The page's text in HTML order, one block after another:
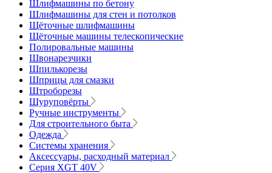
Шлифмашины по бетону
Шлифмашины для стен и потолков
Щёточные шлифмашины
Щёточные машины телескопические
Полировальные машины
Швонарезчики
Шпилькорезы
Шприцы для смазки
Штроборезы
Шуруповёрты
Ручные инструменты
Для строительного быта
Одежда
Системы хранения
Аксессуары, расходный материал
Серия XGT 40V